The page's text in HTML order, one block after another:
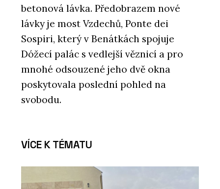
betonová lávka. Předobrazem nové
lávky je most Vzdechů, Ponte dei
Sospiri, který v Benátkách spojuje
Dóžecí palác s vedlejší věznicí a pro
mnohé odsouzené jeho dvě okna
poskytovala poslední pohled na
svobodu.
VÍCE K TÉMATU